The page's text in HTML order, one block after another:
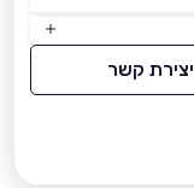
יצירת קשר